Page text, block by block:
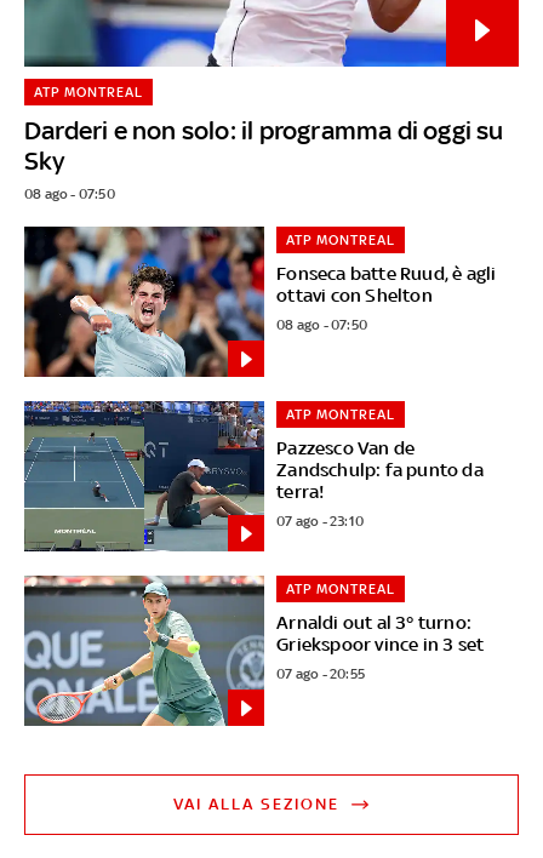
Darderi e non solo: il programma di oggi su
Sky
ATP MONTREAL
08 ago - 07:50
Fonseca batte Ruud, è agli
ottavi con Shelton
ATP MONTREAL
08 ago - 07:50
Pazzesco Van de
Zandschulp: fa punto da
terra!
ATP MONTREAL
07 ago - 23:10
Arnaldi out al 3° turno:
Griekspoor vince in 3 set
ATP MONTREAL
07 ago - 20:55
VAI ALLA SEZIONE